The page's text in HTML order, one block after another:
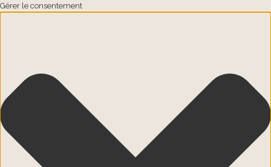
Gérer le consentement